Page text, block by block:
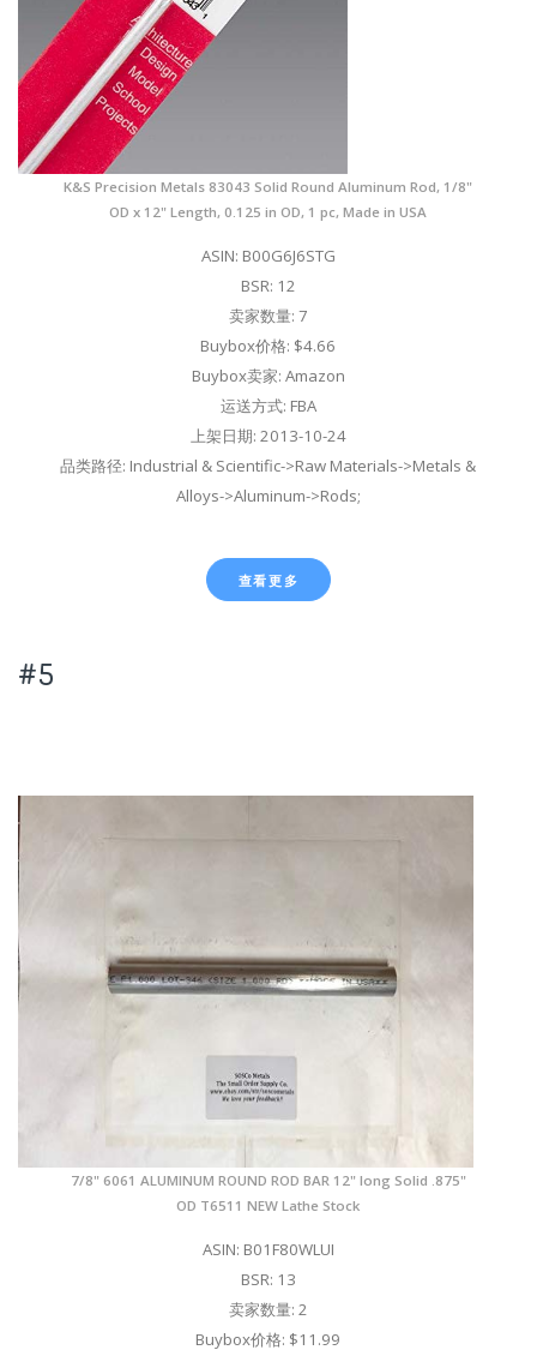
K&S Precision Metals 83043 Solid Round Aluminum Rod, 1/8"
OD x 12" Length, 0.125 in OD, 1 pc, Made in USA
ASIN: B00G6J6STG
BSR: 12
卖家数量: 7
Buybox价格: $4.66
Buybox卖家: Amazon
运送方式: FBA
上架日期: 2013-10-24
品类路径: Industrial & Scientific->Raw Materials->Metals &
Alloys->Aluminum->Rods;
查看更多
#5
7/8" 6061 ALUMINUM ROUND ROD BAR 12" long Solid .875"
OD T6511 NEW Lathe Stock
ASIN: B01F80WLUI
BSR: 13
卖家数量: 2
Buybox价格: $11.99